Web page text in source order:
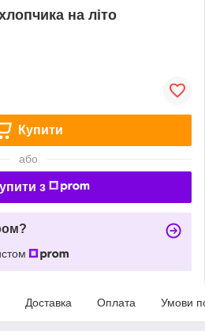
на літо
Купити
або
з
Доставка Оплата Умови